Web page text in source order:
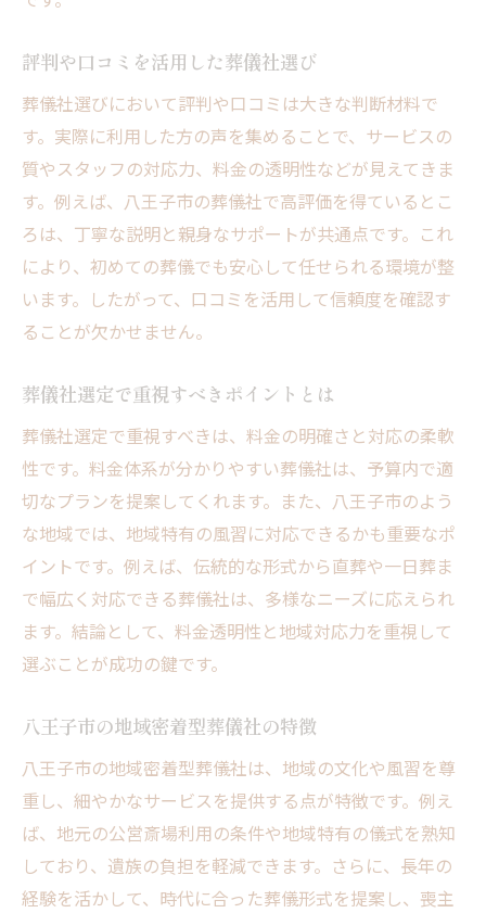
評判や口コミを活用した葬儀社選び
葬儀社選びにおいて評判や口コミは大きな判断材料で
す。実際に利用した方の声を集めることで、サービスの
質やスタッフの対応力、料金の透明性などが見えてきま
す。例えば、八王子市の葬儀社で高評価を得ているとこ
ろは、丁寧な説明と親身なサポートが共通点です。これ
により、初めての葬儀でも安心して任せられる環境が整
います。したがって、口コミを活用して信頼度を確認す
ることが欠かせません。
葬儀社選定で重視すべきポイントとは
葬儀社選定で重視すべきは、料金の明確さと対応の柔軟
性です。料金体系が分かりやすい葬儀社は、予算内で適
切なプランを提案してくれます。また、八王子市のよう
な地域では、地域特有の風習に対応できるかも重要なポ
イントです。例えば、伝統的な形式から直葬や一日葬ま
で幅広く対応できる葬儀社は、多様なニーズに応えられ
ます。結論として、料金透明性と地域対応力を重視して
選ぶことが成功の鍵です。
八王子市の地域密着型葬儀社の特徴
八王子市の地域密着型葬儀社は、地域の文化や風習を尊
重し、細やかなサービスを提供する点が特徴です。例え
ば、地元の公営斎場利用の条件や地域特有の儀式を熟知
しており、遺族の負担を軽減できます。さらに、長年の
経験を活かして、時代に合った葬儀形式を提案し、喪主